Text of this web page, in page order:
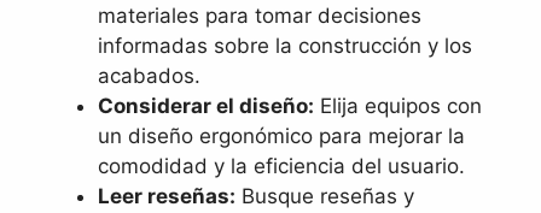
materiales para tomar decisiones
informadas sobre la construcción y los
acabados.
Considerar el diseño: Elija equipos con
un diseño ergonómico para mejorar la
comodidad y la eficiencia del usuario.
Leer reseñas: Busque reseñas y